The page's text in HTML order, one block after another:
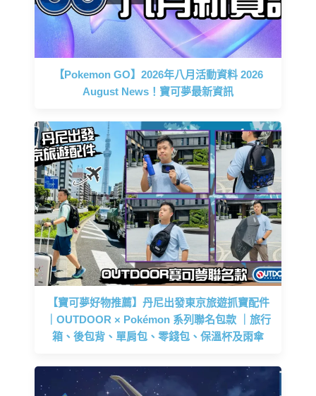
【Pokemon GO】2026年八月活動資料 2026
August News！寶可夢最新資訊
【寶可夢好物推薦】丹尼出發東京旅遊抓寶配件
｜OUTDOOR × Pokémon 系列聯名包款 ｜旅行
箱、後包背、單肩包、零錢包、保溫杯及雨傘